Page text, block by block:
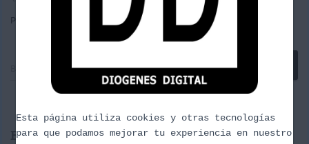
Por
, hace11 años
r
Entradas recientes
Esta página utiliza cookies y otras tecnologías
para que podamos mejorar tu experiencia en nuestro